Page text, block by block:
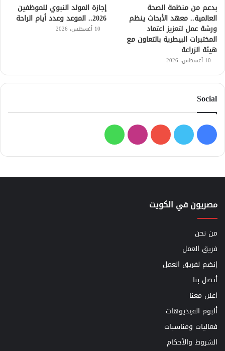
بدعم من منظمة الصحة
العالمية.. معهد الأبحاث ينظم
ورشة عمل لتعزيز اعتماد
المختبرات البيطرية بالتعاون مع
هيئة الزراعة
10 أغسطس، 2026
إجازة المولد النبوي للموظفين
2026.. الموعد وعدد أيام الراحة
10 أغسطس، 2026
Social
فيسبوك
تويتر يوتيوبانستقرامواتساب
مصريون في الكويت
من نحن
فريق العمل
إنضم لفريق العمل
أتصل بنا
اعلن معنا
ألبوم الفيديوهات
فعاليات ومناسبات
الشروط والأحكام